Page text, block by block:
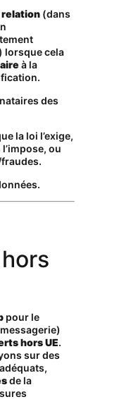
relation (dans
lorsque cela
à la
des
la loi l’exige,
ou
pour le
hors UE.
sur des
de la